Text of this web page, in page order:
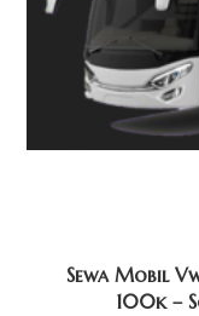
Sewa Mobil
100k –